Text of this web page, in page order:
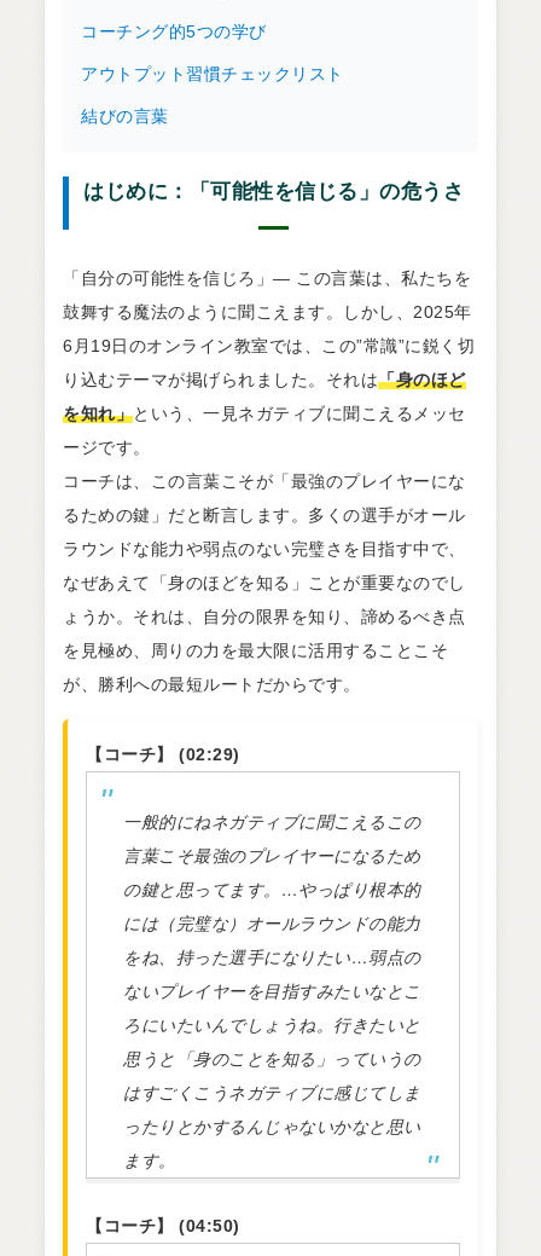
コーチング的5つの学び
アウトプット習慣チェックリスト
結びの言葉
はじめに：「可能性を信じる」の危うさ
「自分の可能性を信じろ」― この言葉は、私たちを
鼓舞する魔法のように聞こえます。しかし、2025年
6月19日のオンライン教室では、この”常識”に鋭く切
り込むテーマが掲げられました。それは「身のほど
を知れ」という、一見ネガティブに聞こえるメッセ
ージです。
コーチは、この言葉こそが「最強のプレイヤーにな
るための鍵」だと断言します。多くの選手がオール
ラウンドな能力や弱点のない完璧さを目指す中で、
なぜあえて「身のほどを知る」ことが重要なのでし
ょうか。それは、自分の限界を知り、諦めるべき点
を見極め、周りの力を最大限に活用することこそ
が、勝利への最短ルートだからです。
【コーチ】 (02:29)
一般的にねネガティブに聞こえるこの
言葉こそ最強のプレイヤーになるため
の鍵と思ってます。…やっぱり根本的
には（完璧な）オールラウンドの能力
をね、持った選手になりたい…弱点の
ないプレイヤーを目指すみたいなとこ
ろにいたいんでしょうね。行きたいと
思うと「身のことを知る」っていうの
はすごくこうネガティブに感じてしま
ったりとかするんじゃないかなと思い
ます。
【コーチ】 (04:50)